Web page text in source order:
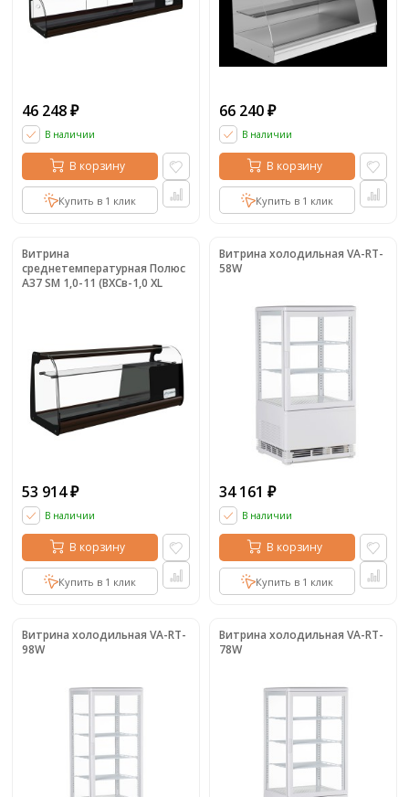
46 248 ₽
В наличии
В корзину
Купить в 1 клик
66 240 ₽
В наличии
В корзину
Купить в 1 клик
Витрина
среднетемпературная Полюс
A37 SM 1,0-11 (ВХСв-1,0 XL
53 914 ₽
В наличии
В корзину
Купить в 1 клик
Витрина холодильная VA-RT-
58W
34 161 ₽
В наличии
В корзину
Купить в 1 клик
Витрина холодильная VA-RT-
98W
Витрина холодильная VA-RT-
78W